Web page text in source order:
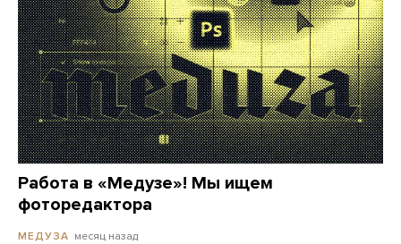
Работа в «Медузе»! Мы ищем
фоторедактора
МЕДУЗА месяц назад